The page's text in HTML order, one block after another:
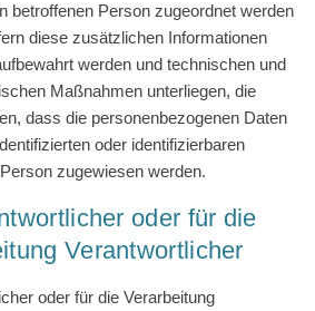
betroffenen Person zugeordnet werden
diese zusätzlichen Informationen
werden und technischen und
Maßnahmen unterliegen, die
dass die personenbezogenen Daten
oder identifizierbaren
zugewiesen werden.
oder für die
Verantwortlicher
oder für die Verarbeitung